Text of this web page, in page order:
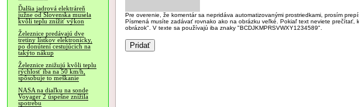
Ďalšia jadrová elektráreň
južne od Slovenska musela
kvôli teplu znížiť výkon
Železnice predávajú dve
tretiny lístkov elektronicky,
po donútení cestujúcich na
takýto nákup
Železnice znižujú kvôli teplu
rýchlosť iba na 50 km/h,
spôsobuje to meškanie
NASA na diaľku na sonde
Voyager 2 úspešne znížila
spotrebu
Pre overenie, že komentár sa nepridáva automatizovanými prostriedkami, prosím
Písmená musíte zadávať rovnako ako na obrázku veľké. Pokiaľ text neviete prečítať,
obrázok". V texte sa používajú iba znaky "BCDJKMPRSVWXY1234589".